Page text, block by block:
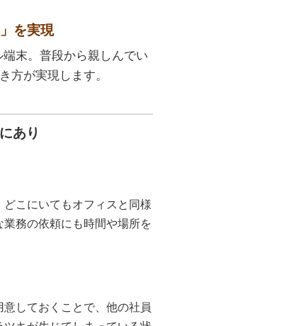
を実現
末。普段から親しんでい
方が実現します。
あり
こにいてもオフィスと同様
務の依頼にも時間や場所を
しておくことで、他の社員